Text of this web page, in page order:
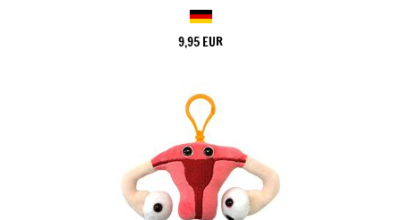
9,95 EUR